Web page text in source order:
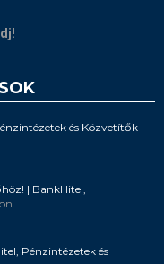
és Közvetítők
| BankHitel,
on
Pénzintézetek és